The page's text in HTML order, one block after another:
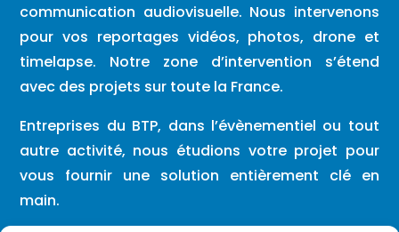
communication audiovisuelle. Nous intervenons
pour vos reportages vidéos, photos, drone et
timelapse. Notre zone d’intervention s’étend
avec des projets sur toute la France.
Entreprises du BTP, dans l’évènementiel ou tout
autre activité, nous étudions votre projet pour
vous fournir une solution entièrement clé en
main.